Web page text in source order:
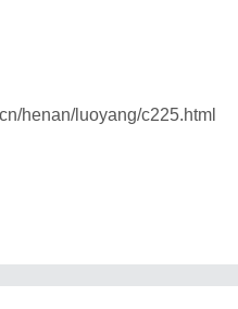
henan/luoyang/c225.html